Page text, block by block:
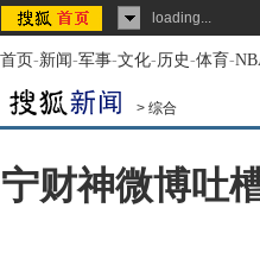
loading...
首页-新闻-军事-文化-历史-体育-
> 综合
宁财神微博吐